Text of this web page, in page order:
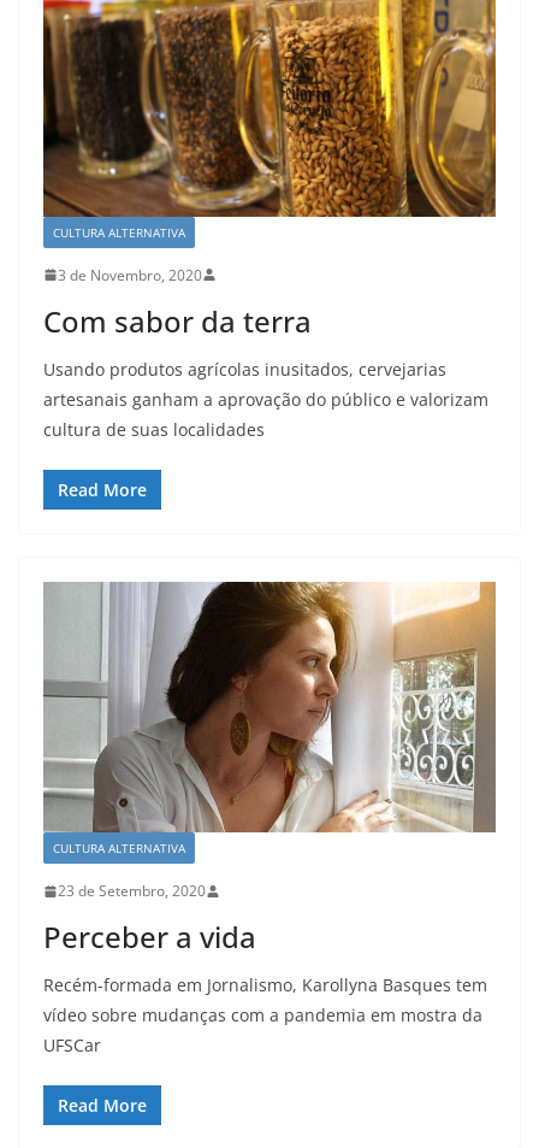
CULTURA ALTERNATIVA
3 de Novembro, 2020
Com sabor da terra
Usando produtos agrícolas inusitados, cervejarias
artesanais ganham a aprovação do público e valorizam
cultura de suas localidades
Read More
CULTURA ALTERNATIVA
23 de Setembro, 2020
Perceber a vida
Recém-formada em Jornalismo, Karollyna Basques tem
vídeo sobre mudanças com a pandemia em mostra da
UFSCar
Read More